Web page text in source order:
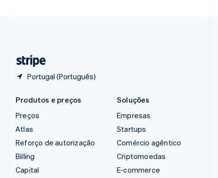
Portugal (Português)
Produtos e preços
Preços
Atlas
Reforço de autorização
Billing
Capital
Soluções
Empresas
Startups
Comércio agêntico
Criptomoedas
E-commerce